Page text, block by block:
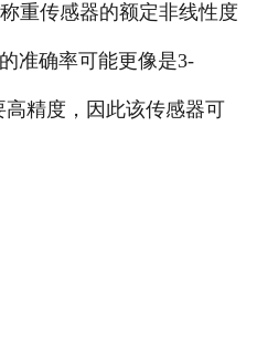
重传感器的额定非线性度
准确率可能更像是3-
精度，因此该传感器可